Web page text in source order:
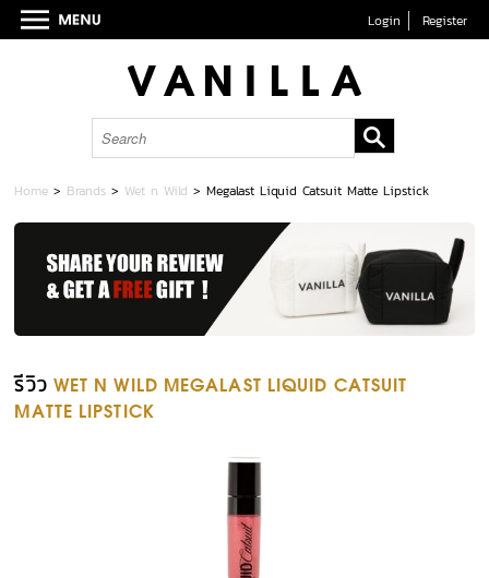
Login Register
Home > Brands > Wet n Wild >Megalast Liquid Catsuit Matte Lipstick
รีวิว WET N WILD MEGALAST LIQUID CATSUIT
MATTE LIPSTICK